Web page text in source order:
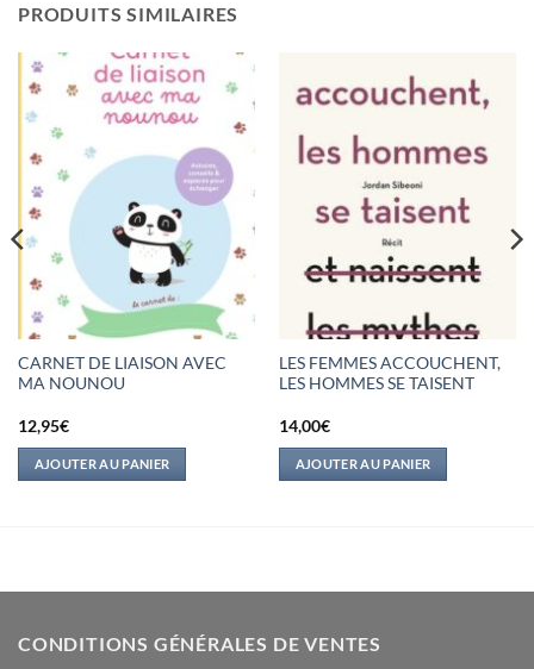
PRODUITS SIMILAIRES
CARNET DE LIAISON AVEC
MA NOUNOU
12,95€
AJOUTER AU PANIER
LES FEMMES ACCOUCHENT,
LES HOMMES SE TAISENT
14,00€
AJOUTER AU PANIER
CONDITIONS GÉNÉRALES DE VENTES